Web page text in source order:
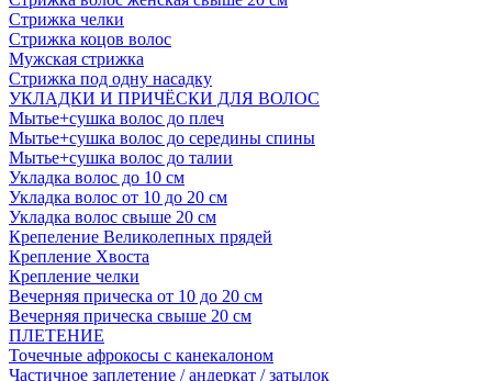
Стрижка челки
Стрижка коцов волос
Мужская стрижка
Стрижка под одну насадку
УКЛАДКИ И ПРИЧЁСКИ ДЛЯ ВОЛОС
Мытье+сушка волос до плеч
Мытье+сушка волос до середины спины
Мытье+сушка волос до талии
Укладка волос до 10 см
Укладка волос от 10 до 20 см
Укладка волос свыше 20 см
Крепеление Великолепных прядей
Крепление Хвоста
Крепление челки
Вечерняя прическа от 10 до 20 см
Вечерняя прическа свыше 20 см
ПЛЕТЕНИЕ
Точечные афрокосы с канекалоном
Частичное заплетение / андеркат / затылок